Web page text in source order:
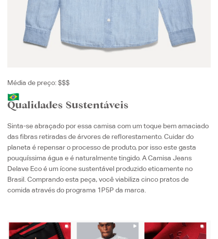
Média de preço: $$$
Qualidades Sustentáveis
Sinta-se abraçado por essa camisa com um toque bem amaciado
das fibras retiradas de árvores de reflorestamento. Cuidar do
planeta é repensar o processo de produto, por isso este gasta
pouquíssima água e é naturalmente tingido. A Camisa Jeans
Delave Eco é um ícone sustentável produzido eticamente no
Brasil. Comprando esta peça, você viabiliza cinco pratos de
comida através do programa 1P5P da marca.